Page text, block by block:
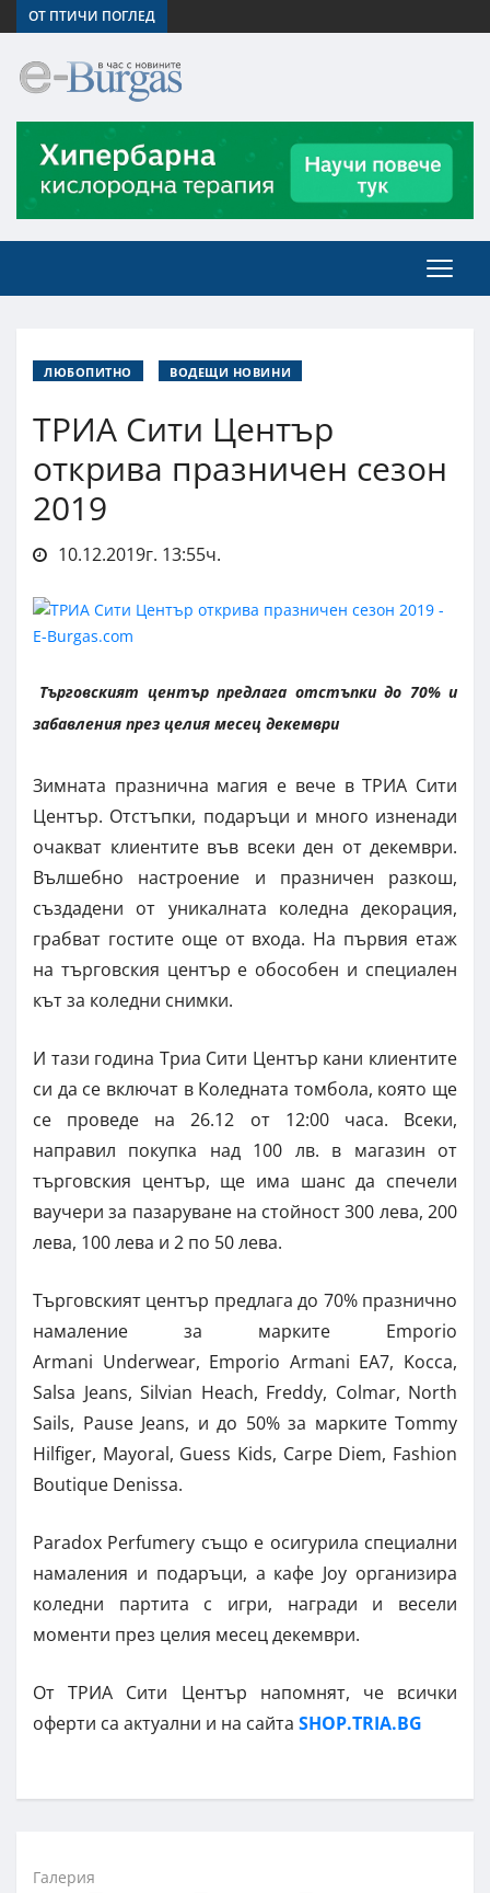
ОТ ПТИЧИ ПОГЛЕД
ЛЮБОПИТНО ВОДЕЩИ НОВИНИ
ТРИА Сити Център
открива празничен сезон
2019
10.12.2019г. 13:55ч.
Търговският център предлага отстъпки до 70% и
забавления през целия месец декември
Зимната празнична магия е вече в ТРИА Сити
Център. Отстъпки, подаръци и много изненади
очакват клиентите във всеки ден от декември.
Вълшебно настроение и празничен разкош,
създадени от уникалната коледна декорация,
грабват гостите още от входа. На първия етаж
на търговския център е обособен и специален
кът за коледни снимки.
И тази година Триа Сити Център кани клиентите
си да се включат в Коледната томбола, която ще
се проведе на 26.12 от 12:00 часа. Всеки,
направил покупка над 100 лв. в магазин от
търговския център, ще има шанс да спечели
ваучери за пазаруване на стойност 300 лева, 200
лева, 100 лева и 2 по 50 лева.
Търговският център предлага до 70% празнично
намаление за марките Emporio
Armani Underwear, Emporio Armani EA7, Kocca,
Salsa Jeans, Silvian Heach, Freddy, Colmar, North
Sails, Pause Jeans, и до 50% за марките Tommy
Hilfiger, Mayoral, Guess Kids, Carpe Diem, Fashion
Boutique Denissa.
Paradox Perfumery също е осигурила специални
намаления и подаръци, а кафе Joy организира
коледни партита с игри, награди и весели
моменти през целия месец декември.
От ТРИА Сити Център напомнят, че всички
оферти са актуални и на сайта SHOP.TRIA.BG
Галерия